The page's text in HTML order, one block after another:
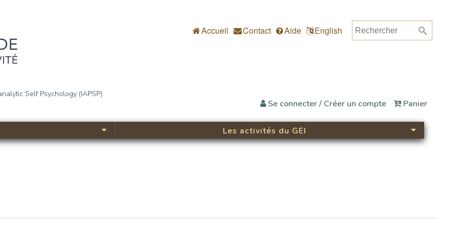
Self Psychology (IAPSP)
Formulaire de
Rechercher
Accueil Contact Aide English
Se connecter / Créer un compte Panier
Les activités du GEI